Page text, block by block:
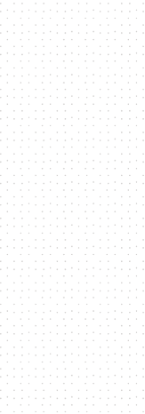
活
-
Paradaily
-
遊
戲
｜
動